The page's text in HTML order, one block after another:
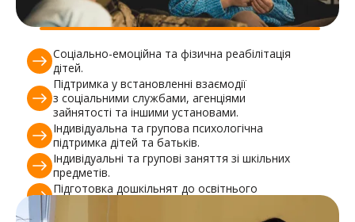
Соціально-емоційна та фізична реабілітація
дітей.
Підтримка у встановленні взаємодії
з соціальними службами, агенціями
зайнятості та іншими установами.
Індивідуальна та групова психологічна
підтримка дітей та батьків.
Індивідуальні та групові заняття зі шкільних
предметів.
Підготовка дошкільнят до освітнього